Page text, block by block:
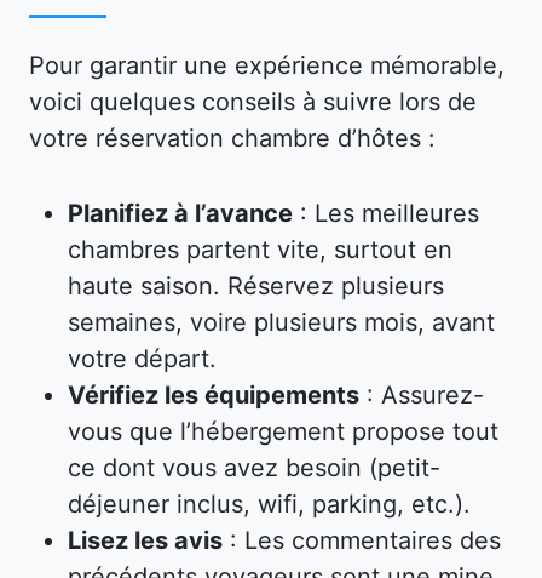
Pour garantir une expérience mémorable,
voici quelques conseils à suivre lors de
votre réservation chambre d’hôtes :
Planifiez à l’avance : Les meilleures
chambres partent vite, surtout en
haute saison. Réservez plusieurs
semaines, voire plusieurs mois, avant
votre départ.
Vérifiez les équipements : Assurez-
vous que l’hébergement propose tout
ce dont vous avez besoin (petit-
déjeuner inclus, wifi, parking, etc.).
Lisez les avis : Les commentaires des